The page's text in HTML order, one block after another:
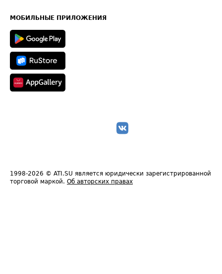
Техническая информация
МОБИЛЬНЫЕ ПРИЛОЖЕНИЯ
1998-2026 © ATI.SU является юридически зарегистрированной
торговой маркой. Об авторских правах